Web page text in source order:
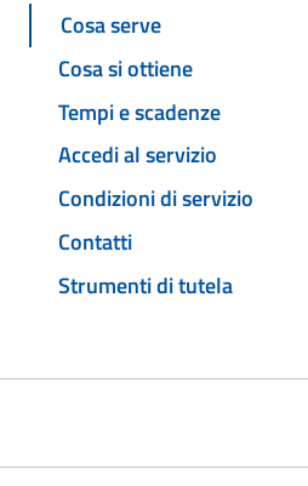
Cosa serve
Cosa si ottiene
Tempi e scadenze
Accedi al servizio
Condizioni di servizio
Contatti
Strumenti di tutela